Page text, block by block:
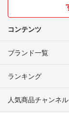
コンテンツ
ブランド一覧
ランキング
人気商品チャンネル